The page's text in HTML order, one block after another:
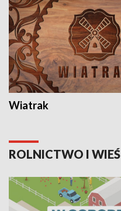
Wiatrak
ROLNICTWO I WIEŚ